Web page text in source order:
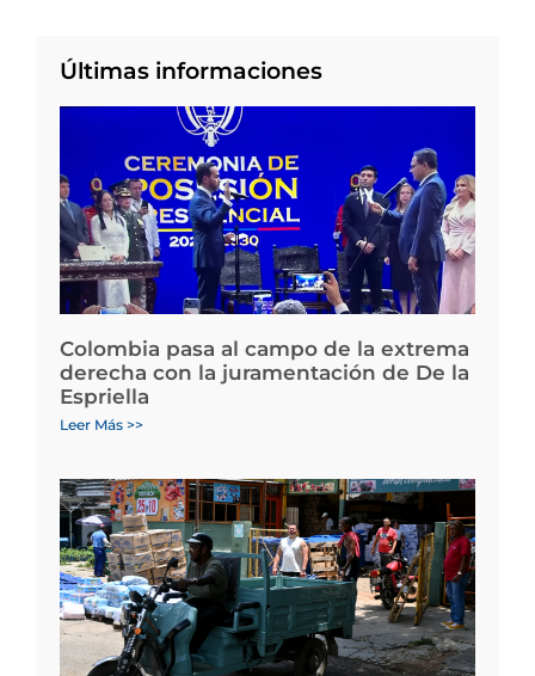
Últimas informaciones
Colombia pasa al campo de la extrema
derecha con la juramentación de De la
Espriella
Leer Más >>